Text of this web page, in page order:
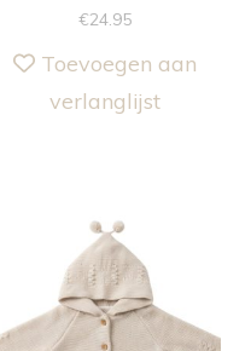
€24.95
Toevoegen aan
verlanglijst